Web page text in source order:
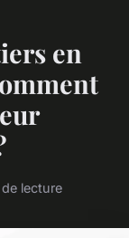
en
lecture